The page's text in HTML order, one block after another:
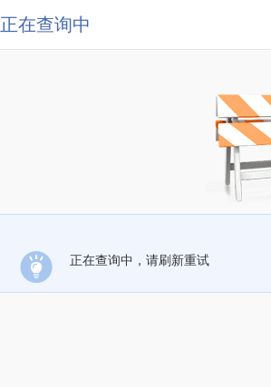
正在查询中
正在查询中，请刷新重试